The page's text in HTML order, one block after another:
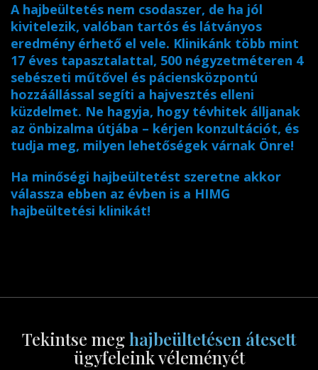
A hajbeültetés nem csodaszer, de ha jól
kivitelezik, valóban tartós és látványos
eredmény érhető el vele. Klinikánk több mint
17 éves tapasztalattal, 500 négyzetméteren 4
sebészeti műtővel és páciensközpontú
hozzáállással segíti a hajvesztés elleni
küzdelmet. Ne hagyja, hogy tévhitek álljanak
az önbizalma útjába – kérjen konzultációt, és
tudja meg, milyen lehetőségek várnak Önre!
Ha minőségi hajbeültetést szeretne akkor
válassza ebben az évben is a HIMG
hajbeültetési klinikát!
Tekintse meghajbeültetésen átesett
ügyfeleink véleményét